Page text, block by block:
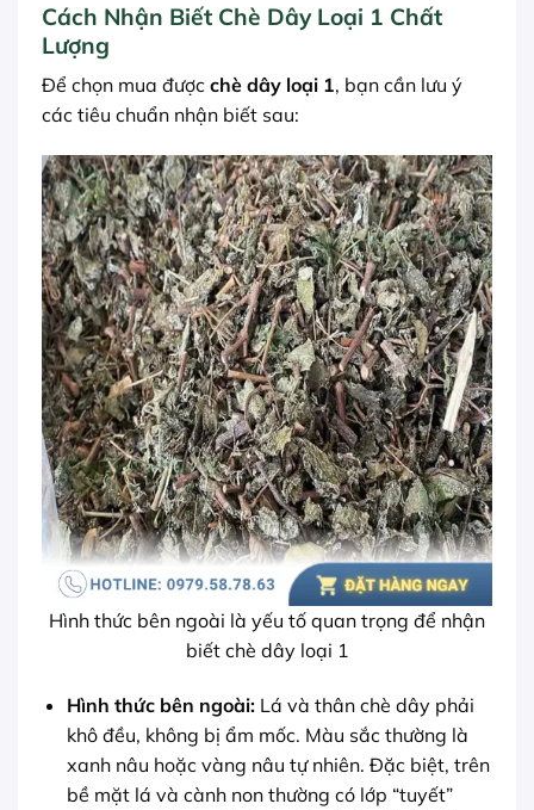
Cách Nhận Biết Chè Dây Loại 1 Chất
Lượng
Để chọn mua được chè dây loại 1, bạn cần lưu ý
các tiêu chuẩn nhận biết sau:
Hình thức bên ngoài là yếu tố quan trọng để nhận
biết chè dây loại 1
Hình thức bên ngoài:Lá và thân chè dây phải
khô đều, không bị ẩm mốc. Màu sắc thường là
xanh nâu hoặc vàng nâu tự nhiên. Đặc biệt, trên
bề mặt lá và cành non thường có lớp “tuyết”